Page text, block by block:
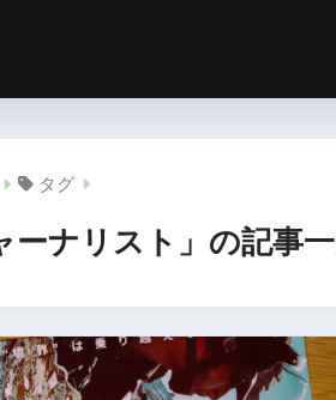
タグ
ーナリスト」の記事